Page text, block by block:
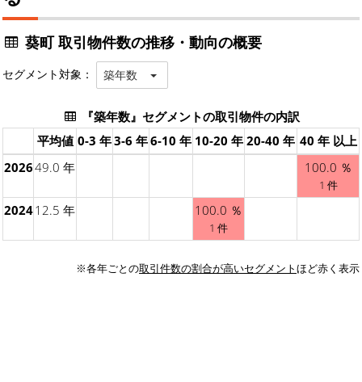
葵町 取引物件数の推移・動向の概要
セグメント対象： 築年数
『築年数』セグメントの取引物件の内訳
平均値 0-3 年3-6 年6-10 年 10-20 年 20-40 年 40 年 以上
202649.0 年 100.0 ％
1 件
202412.5 年 100.0 ％
1 件
※各年ごとの取引件数の割合が高いセグメントほど赤く表示